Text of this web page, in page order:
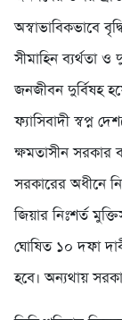
অস্বাভাবিকভাবে
সীমাহিন ব্যর্থতা ও
জনজীবন দুর্বিষহ
ফ্যাসিবাদী স্বপ্ন
ক্ষমতাসীন সরকার
সরকারের অধীনে
জিয়ার নিঃশর্ত
ঘোষিত ১০ দফা
হবে। অন্যথায়